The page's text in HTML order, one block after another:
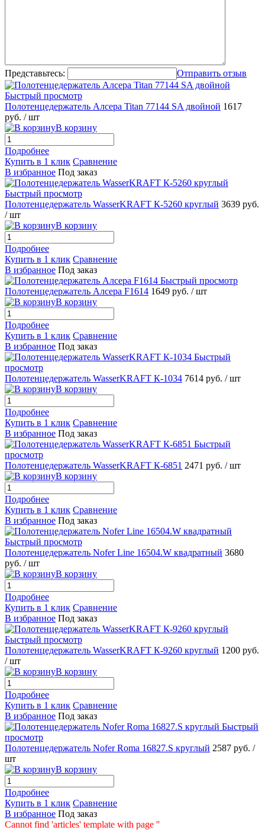
Представьтесь: Отправить отзыв
Быстрый просмотр
Полотенцедержатель Алсера Titan 77144 SA двойной 1617
руб. / шт
В корзину
Подробнее
Купить в 1 клик Сравнение
В избранное Под заказ
Быстрый просмотр
Полотенцедержатель WasserKRAFT К-5260 круглый 3639 руб.
/ шт
В корзину
Подробнее
Купить в 1 клик Сравнение
В избранное Под заказ
Быстрый просмотр
Полотенцедержатель Алсера F1614 1649 руб. / шт
В корзину
Подробнее
Купить в 1 клик Сравнение
В избранное Под заказ
Быстрый
просмотр
Полотенцедержатель WasserKRAFT К-1034 7614 руб. / шт
В корзину
Подробнее
Купить в 1 клик Сравнение
В избранное Под заказ
Быстрый
просмотр
Полотенцедержатель WasserKRAFT К-6851 2471 руб. / шт
В корзину
Подробнее
Купить в 1 клик Сравнение
В избранное Под заказ
Быстрый просмотр
Полотенцедержатель Nofer Line 16504.W квадратный 3680
руб. / шт
В корзину
Подробнее
Купить в 1 клик Сравнение
В избранное Под заказ
Быстрый просмотр
Полотенцедержатель WasserKRAFT К-9260 круглый 1200 руб.
/ шт
В корзину
Подробнее
Купить в 1 клик Сравнение
В избранное Под заказ
Быстрый
просмотр
Полотенцедержатель Nofer Roma 16827.S круглый 2587 руб. /
шт
В корзину
Подробнее
Купить в 1 клик Сравнение
В избранное Под заказ
Cannot find 'articles' template with page ''